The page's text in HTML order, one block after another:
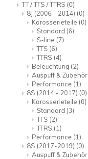
TT / TTS / TTRS (0)
8J (2006 - 2014) (0)
Karosserieteile (0)
Standard (6)
S-line (7)
TTS (6)
TTRS (4)
Beleuchtung (2)
Auspuff & Zubehör
Performance (1)
8S (2014 - 2017) (0)
Karosserieteile (0)
Standard (3)
TTS (2)
TTRS (1)
Performance (1)
8S (2017-2019) (0)
Auspuff & Zubehör